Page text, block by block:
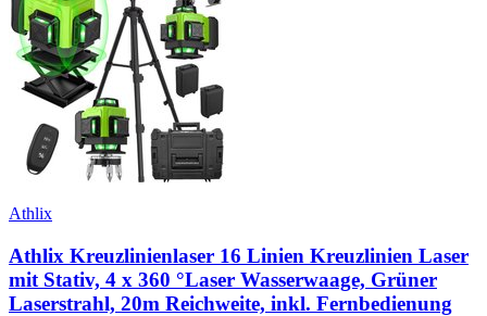
Athlix
Athlix Kreuzlinienlaser 16 Linien Kreuzlinien Laser
mit Stativ, 4 x 360 °Laser Wasserwaage, Grüner
Laserstrahl, 20m Reichweite, inkl. Fernbedienung